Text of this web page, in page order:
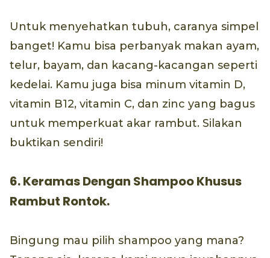
Untuk menyehatkan tubuh, caranya simpel
banget! Kamu bisa perbanyak makan ayam,
telur, bayam, dan kacang-kacangan seperti
kedelai. Kamu juga bisa minum vitamin D,
vitamin B12, vitamin C, dan zinc yang bagus
untuk memperkuat akar rambut. Silakan
buktikan sendiri!
6. Keramas Dengan Shampoo Khusus
Rambut Rontok.
Bingung mau pilih shampoo yang mana?